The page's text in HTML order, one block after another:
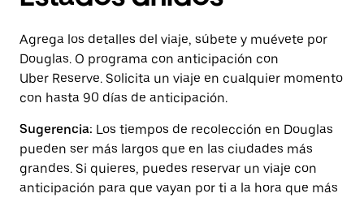
Agrega los detalles del viaje, súbete y muévete por
Douglas. O programa con anticipación con
Uber Reserve. Solicita un viaje en cualquier momento
con hasta 90 días de anticipación.
Sugerencia: Los tiempos de recolección en Douglas
pueden ser más largos que en las ciudades más
grandes. Si quieres, puedes reservar un viaje con
anticipación para que vayan por ti a la hora que más